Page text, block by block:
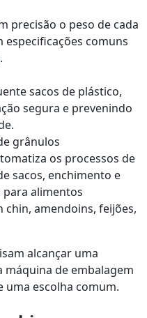
precisão o peso de cada
comuns
sacos de plástico,
segura e prevenindo
grânulos
os processos de
sacos, enchimento e
para alimentos
amendoins, feijões,
alcançar uma
máquina de embalagem
uma escolha comum.